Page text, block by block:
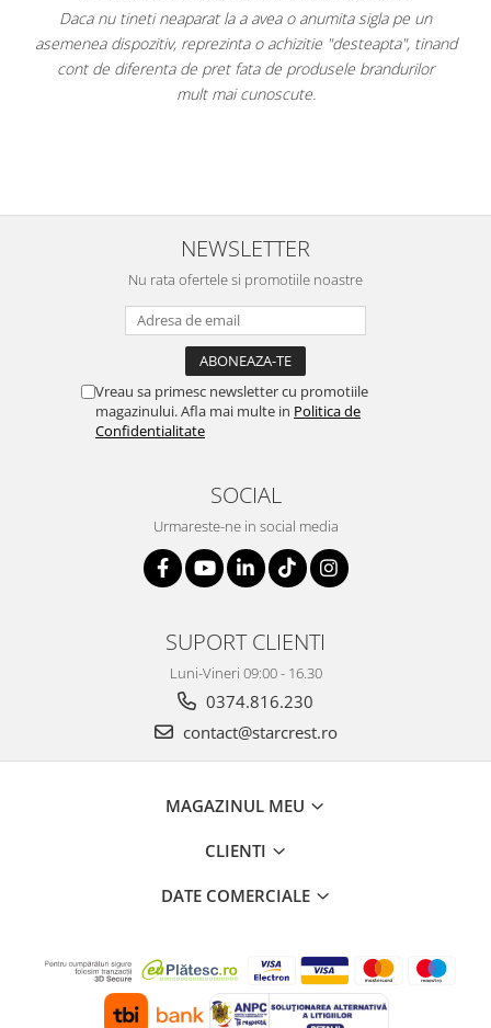
o anumita sigla pe un
"desteapta", tinand
brandurilor
Faptul că grătarul metalic se poate
este, după părerea mea, un avantaj. Apa
pe ușă. Am atașat
Per total cred că este un "best buy" la
NEWSLETTER
Nu rata ofertele si promotiile noastre
Vreau sa primesc newsletter cu promotiile
magazinului. Afla mai multe in Politica de
Confidentialitate
SOCIAL
Urmareste-ne in social media
SUPORT CLIENTI
Luni-Vineri 09:00 - 16.30
0374.816.230
contact@starcrest.ro
MAGAZINUL MEU
CLIENTI
DATE COMERCIALE